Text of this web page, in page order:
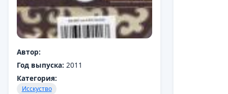
Автор:
Год выпуска: 2011
Категория:
Исскуство